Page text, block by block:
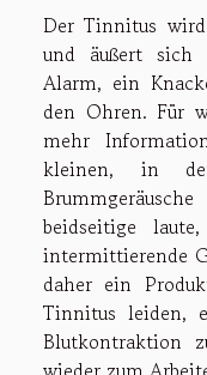
Der Tinnitus
und äußert
Alarm, ein
den Ohren. Für
mehr
kleinen, in
beidseitige
intermittierende
daher ein
Tinnitus leiden,
Blutkontraktion